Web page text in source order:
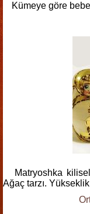
Kümeye göre
Matryoshka
Ağaç tarzı.